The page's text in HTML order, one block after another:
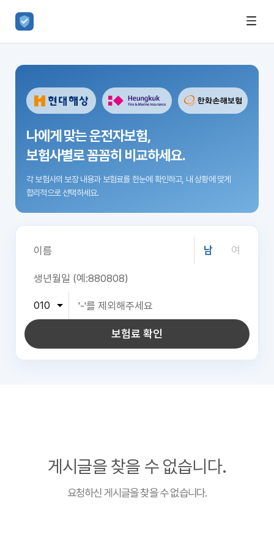
나에게 맞는 운전자보험,
보험사별로 꼼꼼히 비교하세요.
각 보험사의 보장 내용과 보험료를 한눈에 확인하고, 내 상황에 맞게
합리적으로 선택하세요.
남 여
보험료 확인
게시글을 찾을 수 없습니다.
요청하신 게시글을 찾을 수 없습니다.